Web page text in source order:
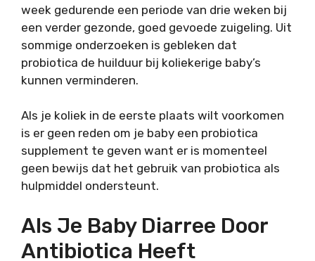
week gedurende een periode van drie weken bij
een verder gezonde, goed gevoede zuigeling. Uit
sommige onderzoeken is gebleken dat
probiotica de huilduur bij koliekerige baby’s
kunnen verminderen.
Als je koliek in de eerste plaats wilt voorkomen
is er geen reden om je baby een probiotica
supplement te geven want er is momenteel
geen bewijs dat het gebruik van probiotica als
hulpmiddel ondersteunt.
Als Je Baby Diarree Door
Antibiotica Heeft